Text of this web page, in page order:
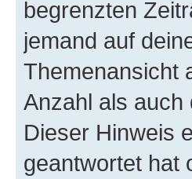
begrenzten
jemand auf
Themenansicht
Anzahl als
Dieser Hinweis
geantwortet hat